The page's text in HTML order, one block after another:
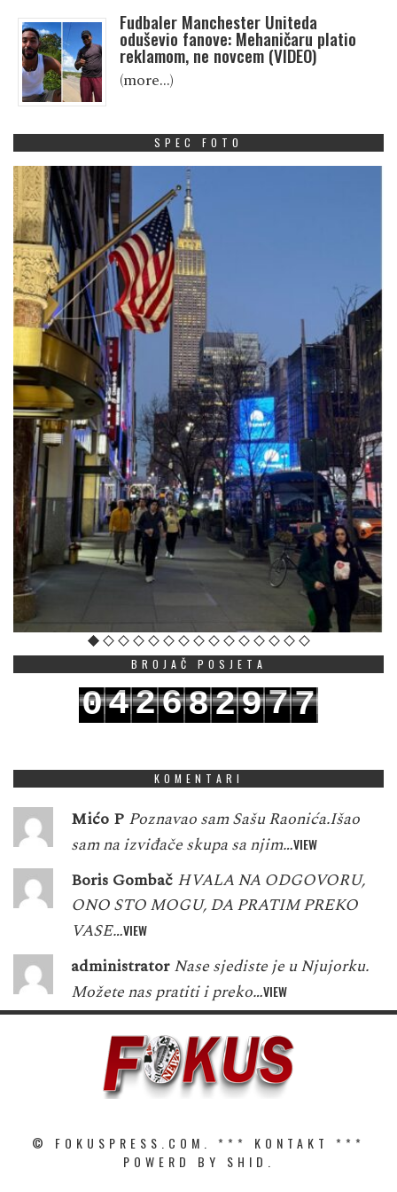
Fudbaler Manchester Uniteda
oduševio fanove: Mehaničaru platio
reklamom, ne novcem (VIDEO)
(more…)
SPEC FOTO
BROJAČ POSJETA
042682977
KOMENTARI
Mićo P Poznavao sam Sašu Raonića.Išao
sam na izviđače skupa sa njim…VIEW
Boris Gombač HVALA NA ODGOVORU,
ONO STO MOGU, DA PRATIM PREKO
VASE…VIEW
administrator Nase sjediste je u Njujorku.
Možete nas pratiti i preko…VIEW
© FOKUSPRESS.COM. *** KONTAKT
***
POWERD BY SHID.